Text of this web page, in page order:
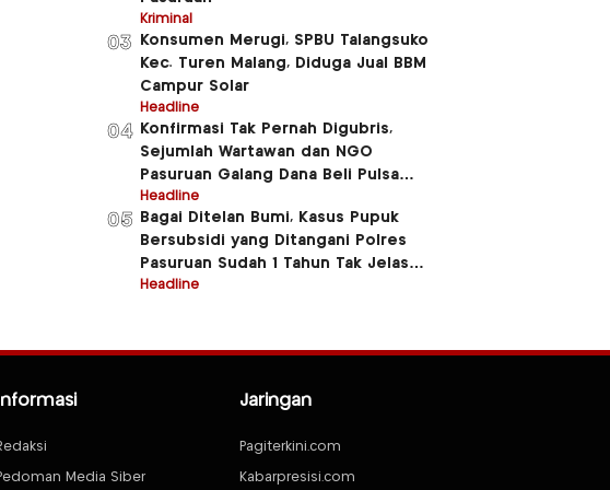
Kriminal
03
Konsumen Merugi, SPBU Talangsuko
Kec. Turen Malang, Diduga Jual BBM
Campur Solar
Headline
04
Konfirmasi Tak Pernah Digubris,
Sejumlah Wartawan dan NGO
Pasuruan Galang Dana Beli Pulsa
Untuk Beberapa Anggota Polres
Pasuruan
Headline
05
Bagai Ditelan Bumi, Kasus Pupuk
Bersubsidi yang Ditangani Polres
Pasuruan Sudah 1 Tahun Tak Jelas
Jluntrungnya
Headline
Informasi
Media Siber
Jaringan
Pagiterkini.com
Kabarpresisi.com